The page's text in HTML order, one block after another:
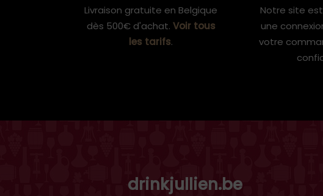
Livraison gratuite en Belgique
dès 500€ d'achat. Voir tous
les tarifs.
Notre site
une
votre
drinkjullien.be